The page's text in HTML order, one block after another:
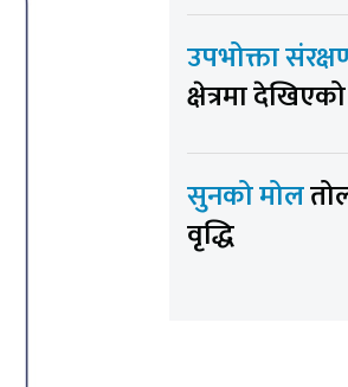
उपभोक्ता
क्षेत्रमा
सुनको मोल
वृद्धि